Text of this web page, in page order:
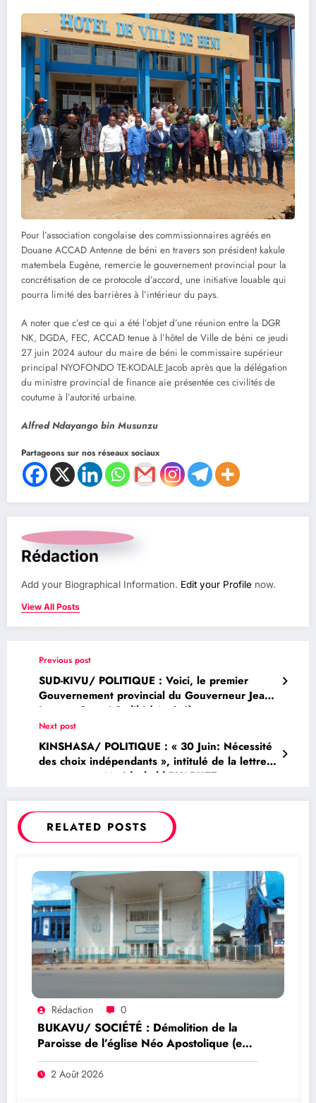
Pour l’association congolaise des commissionnaires agréés en
Douane ACCAD Antenne de béni en travers son président kakule
matembela Eugène, remercie le gouvernement provincial pour la
concrétisation de ce protocole d’accord, une initiative louable qui
pourra limité des barrières à l’intérieur du pays.
A noter que c’est ce qui a été l’objet d’une réunion entre la DGR
NK, DGDA, FEC, ACCAD tenue à l’hôtel de Ville de béni ce jeudi
27 juin 2024 autour du maire de béni le commissaire supérieur
principal NYOFONDO TE-KODALE Jacob après que la délégation
du ministre provincial de finance aie présentée ces civilités de
coutume à l’autorité urbaine.
Alfred Ndayango bin Musunzu
Partageons sur nos réseaux sociaux
Rédaction
Add your Biographical Information. Edit your Profile now.
View All Posts
Previous post
SUD-KIVU/ POLITIQUE : Voici, le premier
Gouvernement provincial du Gouverneur Jean-
Jacques Purusi Sadiki ( Arrêté)
Next post
KINSHASA/ POLITIQUE : « 30 Juin: Nécessité
des choix indépendants », intitulé de la lettre
ouverte que Me Idesbald BYABUZE
politique et avocat au Barreau du Sud-Kivu
adresse aux Congolais ( Intégralité)
RELATED POSTS
Rédaction 0
BUKAVU/ SOCIÉTÉ : Démolition de la
Paroisse de l’église Néo Apostolique (ex
maison du parti) : Que savoir sur ce
dossier ?
2 Août 2026